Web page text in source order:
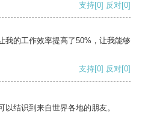
支持[0] 反对[0]
我的工作效率提高了50%，让我能够
支持[0] 反对[0]
结识到来自世界各地的朋友。